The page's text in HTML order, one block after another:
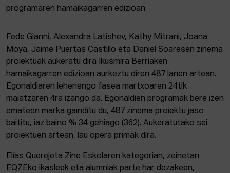
Fede Gianni, Alexandra Latishev, Kathy Mitrani, Joana
Moya, Jaime Puertas Castillo eta Daniel Soaresen zinema
proiektuak aukeratu dira Ikusmira Berriaken
hamaikagarren edizioan aurkeztu diren 487 lanen artean.
Egonaldiaren lehenengo fasea martxoaren 24tik
maiatzaren 4ra izango da. Egonaldien programak bere izen
emateen marka gainditu du, 487 zinema proiektu jaso
baititu, iaz baino % 34 gehiago (362). Aukeratutako sei
proiektuen artean, lau opera primak dira.
Elías Querejeta Zine Eskolaren kategorian, zeinetan
EQZEko ikasleek eta alumniak parte har dezakeen,